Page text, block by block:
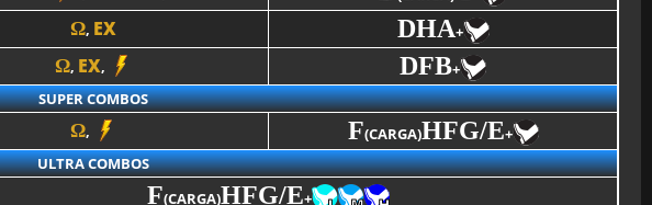
Ω, EX DHA+
Ω, EX, DFB+
SUPER COMBOS
Ω, F(CARGA)HFG/E+
ULTRA COMBOS
F(CARGA)HFG/E+